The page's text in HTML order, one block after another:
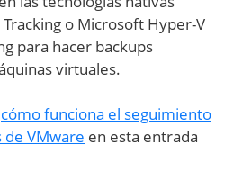
o Microsoft Hyper-V
para hacer backups
virtuales.
cómo funciona el seguimiento
VMware en esta entrada